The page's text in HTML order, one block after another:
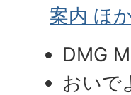
案内 ほ
DMG
おいで